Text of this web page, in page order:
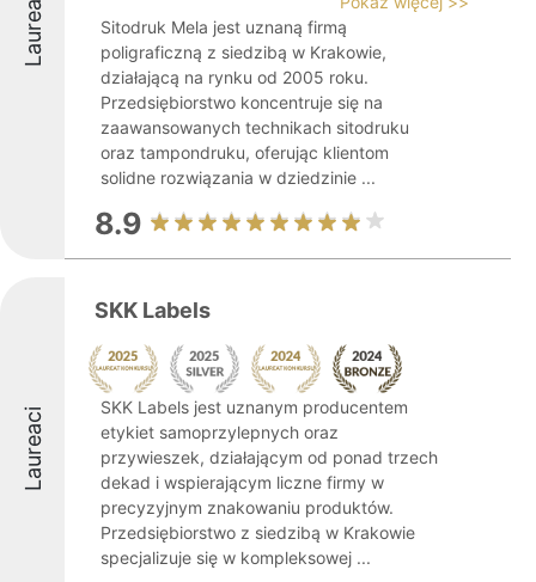
Laureaci
Sitodruk Mela jest uznaną firmą
poligraficzną z siedzibą w Krakowie,
działającą na rynku od 2005 roku.
Przedsiębiorstwo koncentruje się na
zaawansowanych technikach sitodruku
oraz tampondruku, oferując klientom
solidne rozwiązania w dziedzinie ...
8.9
Laureaci
SKK Labels
SKK Labels jest uznanym producentem
etykiet samoprzylepnych oraz
przywieszek, działającym od ponad trzech
dekad i wspierającym liczne firmy w
precyzyjnym znakowaniu produktów.
Przedsiębiorstwo z siedzibą w Krakowie
specjalizuje się w kompleksowej ...